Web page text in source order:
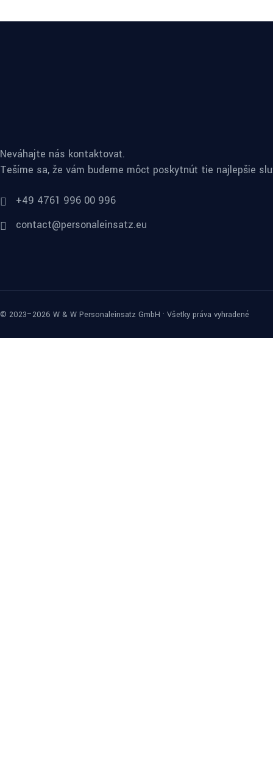
Neváhajte nás kontaktovať.
Tešíme sa, že vám budeme môcť poskytnúť tie najlepšie
+49 4761 996 00 996
contact@personaleinsatz.eu
© 2023–2026 W & W Personaleinsatz GmbH · Všetky práva vyhradené